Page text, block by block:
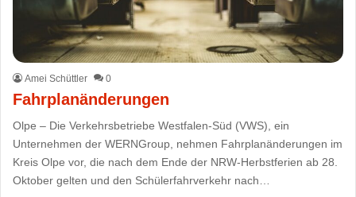
Amei Schüttler 0
Fahrplanänderungen
Olpe – Die Verkehrsbetriebe Westfalen-Süd (VWS), ein
Unternehmen der WERNGroup, nehmen Fahrplanänderungen im
Kreis Olpe vor, die nach dem Ende der NRW-Herbstferien ab 28.
Oktober gelten und den Schülerfahrverkehr nach…